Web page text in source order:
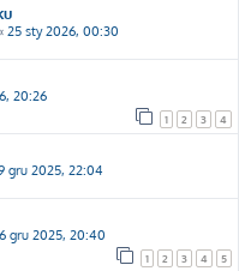
25 sty 2026, 00:30
20:26
1 2 3 4
gru 2025, 22:04
gru 2025, 20:40
1 2 3 4 5